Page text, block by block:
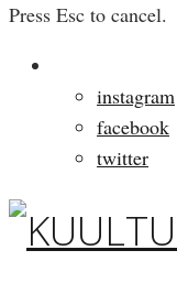
Press Esc to cancel.
instagram
facebook
twitter